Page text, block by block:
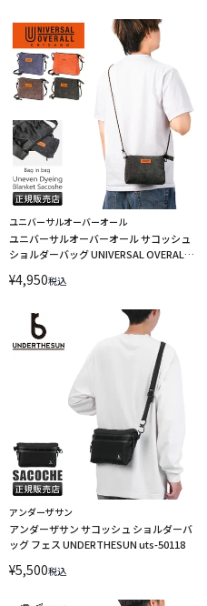
ユニバーサルオーバーオール
ユニバーサルオーバーオール サコッシュ
ショルダーバッグ UNIVERSAL OVERALL
¥4,950税込
アンダーザサン
アンダーザサン サコッシュ ショルダーバ
ッグ フェス UNDERTHESUN uts-50118
¥5,500税込